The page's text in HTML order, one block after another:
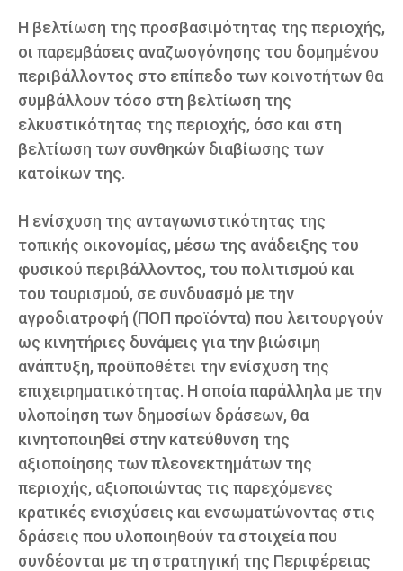
Η βελτίωση της προσβασιμότητας της περιοχής,
οι παρεμβάσεις αναζωογόνησης του δομημένου
περιβάλλοντος στο επίπεδο των κοινοτήτων θα
συμβάλλουν τόσο στη βελτίωση της
ελκυστικότητας της περιοχής, όσο και στη
βελτίωση των συνθηκών διαβίωσης των
κατοίκων της.
Η ενίσχυση της ανταγωνιστικότητας της
τοπικής οικονομίας, μέσω της ανάδειξης του
φυσικού περιβάλλοντος, του πολιτισμού και
του τουρισμού, σε συνδυασμό με την
αγροδιατροφή (ΠΟΠ προϊόντα) που λειτουργούν
ως κινητήριες δυνάμεις για την βιώσιμη
ανάπτυξη, προϋποθέτει την ενίσχυση της
επιχειρηματικότητας. Η οποία παράλληλα με την
υλοποίηση των δημοσίων δράσεων, θα
κινητοποιηθεί στην κατεύθυνση της
αξιοποίησης των πλεονεκτημάτων της
περιοχής, αξιοποιώντας τις παρεχόμενες
κρατικές ενισχύσεις και ενσωματώνοντας στις
δράσεις που υλοποιηθούν τα στοιχεία που
συνδέονται με τη στρατηγική της Περιφέρειας